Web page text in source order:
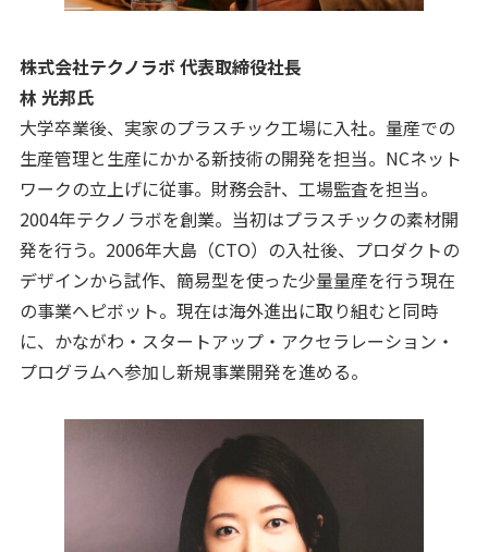
株式会社テクノラボ 代表取締役社長
林 光邦氏
大学卒業後、実家のプラスチック工場に入社。量産での
生産管理と生産にかかる新技術の開発を担当。NCネット
ワークの立上げに従事。財務会計、工場監査を担当。
2004年テクノラボを創業。当初はプラスチックの素材開
発を行う。2006年大島（CTO）の入社後、プロダクトの
デザインから試作、簡易型を使った少量量産を行う現在
の事業へピボット。現在は海外進出に取り組むと同時
に、かながわ・スタートアップ・アクセラレーション・
プログラムへ参加し新規事業開発を進める。